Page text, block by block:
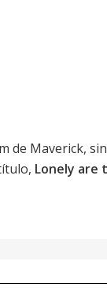
de Maverick,
Lonely are